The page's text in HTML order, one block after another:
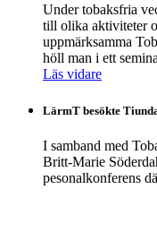
Under tobaksfria
till olika aktiviteter
uppmärksamma
höll man i ett
Läs vidare
LärmT besökte
I samband med
Britt-Marie
pesonalkonferens